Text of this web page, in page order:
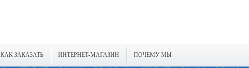
КАК ЗАКАЗАТЬ ИНТЕРНЕТ-МАГАЗИН ПОЧЕМУ МЫ